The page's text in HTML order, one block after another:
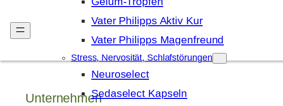
Zum
Vater Philipps Aktiv Kur
Vater Philipps Magenfreund
Stress, Nervosität, Schlafstörungen
Neuroselect
Sedaselect Kapseln
Unternehmen